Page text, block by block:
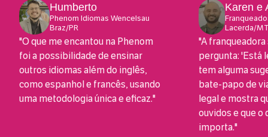
Humberto
Phenom Idiomas Wencelsau
Braz/PR
"O que me encantou na Phenom
foi a possibilidade de ensinar
outros idiomas além do inglês,
como espanhol e francês, usando
uma metodologia única e eficaz."
Karen e
Lacerda/
"A
pergunta: 'Está
tem alguma
bate-papo de
legal e mostra
ouvidos e que o
importa."